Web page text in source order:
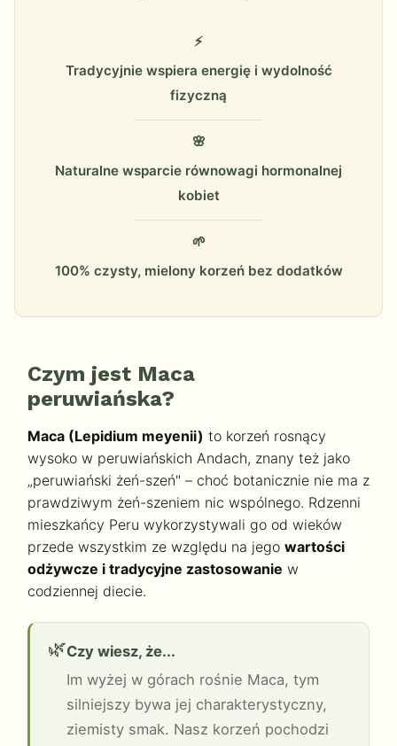
⚡
Tradycyjnie wspiera energię i wydolność
fizyczną
🌸
Naturalne wsparcie równowagi hormonalnej
kobiet
🌱
100% czysty, mielony korzeń bez dodatków
Czym jest Maca
peruwiańska?
Maca (Lepidium meyenii) to korzeń rosnący
wysoko w peruwiańskich Andach, znany też jako
„peruwiański żeń-szeń" – choć botanicznie nie ma z
prawdziwym żeń-szeniem nic wspólnego. Rdzenni
mieszkańcy Peru wykorzystywali go od wieków
przede wszystkim ze względu na jego wartości
odżywcze i tradycyjne zastosowanie w
codziennej diecie.
🌿Czy wiesz, że...
Im wyżej w górach rośnie Maca, tym
silniejszy bywa jej charakterystyczny,
ziemisty smak. Nasz korzeń pochodzi